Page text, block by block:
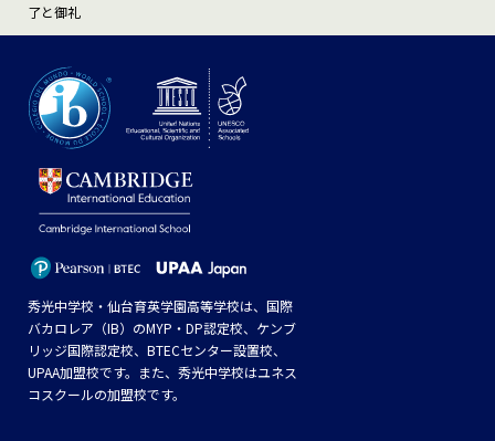
了と御礼
秀光中学校・仙台育英学園高等学校は、国際
バカロレア（IB）のMYP・DP認定校、ケンブ
リッジ国際認定校、BTECセンター設置校、
UPAA加盟校です。また、秀光中学校はユネス
コスクールの加盟校です。